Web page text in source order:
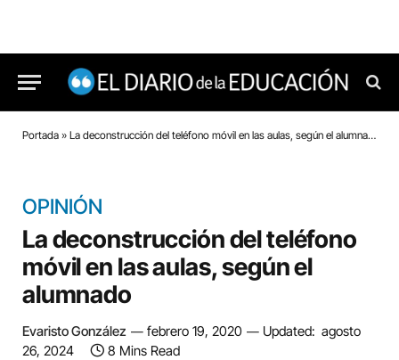
Portada » La deconstrucción del teléfono móvil en las aulas, según el alumnado
OPINIÓN
La deconstrucción del teléfono
móvil en las aulas, según el
alumnado
Evaristo González febrero 19, 2020 Updated: agosto
26, 2024
8 Mins Read